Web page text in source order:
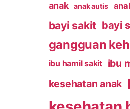
anak anak autis
bayi sakit bayi
gangguan
ibu hamil sakit ibu
kesehatan anak